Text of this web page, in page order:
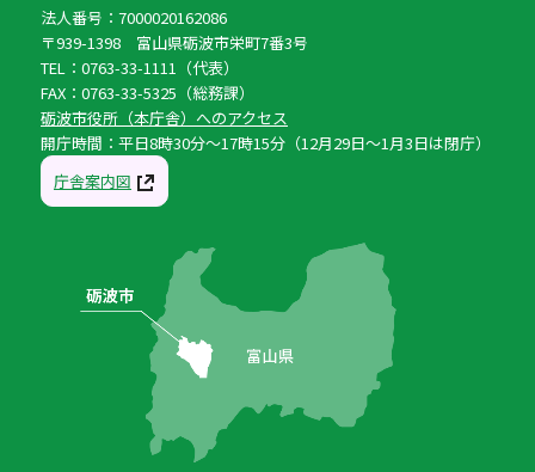
法人番号：7000020162086
〒939-1398 富山県砺波市栄町7番3号
TEL：0763-33-1111（代表）
FAX：0763-33-5325（総務課）
砺波市役所（本庁舎）へのアクセス
開庁時間：平日8時30分〜17時15分（12月29日〜1月3日は閉庁）
庁舎案内図